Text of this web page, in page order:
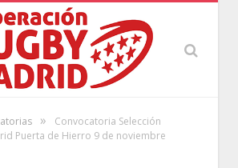
»
Convocatoria Selección
Puerta de Hierro 9 de noviembre